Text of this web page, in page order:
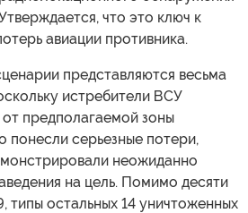
что это ключ к
авиации противника.
представляются весьма
истребители ВСУ
предполагаемой зоны
понесли серьезные потери,
неожиданно
на цель. Помимо десяти
типы остальных 14 уничтоженных